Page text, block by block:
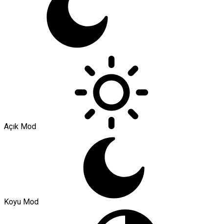
Açık Mod
Koyu Mod